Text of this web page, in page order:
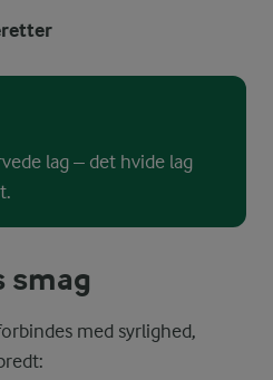
lag – det hvide lag
smag
med syrlighed,